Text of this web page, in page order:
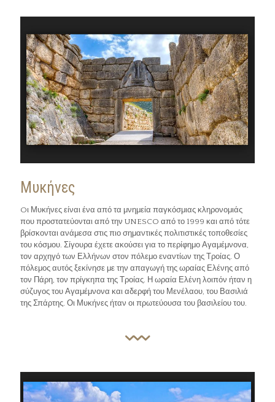
Μυκήνες
Oι Μυκήνες είναι ένα από τα μνημεία παγκόσμιας κληρονομιάς
που προστατεύονται από την UNESCO από το 1999 και από τότε
βρίσκονται ανάμεσα στις πιο σημαντικές πολιτιστικές τοποθεσίες
του κόσμου. Σίγουρα έχετε ακούσει για το περίφημο Αγαμέμνονα,
τον αρχηγό των Ελλήνων στον πόλεμο εναντίων της Τροίας. Ο
πόλεμος αυτός ξεκίνησε με την απαγωγή της ωραίας Ελένης από
τον Πάρη, τον πρίγκηπα της Τροίας. Η ωραία Ελένη λοιπόν ήταν η
σύζυγος του Αγαμέμνονα και αδερφή του Μενέλαου, του Βασιλιά
της Σπάρτης. Οι Μυκήνες ήταν οι πρωτεύουσα του βασιλείου του.